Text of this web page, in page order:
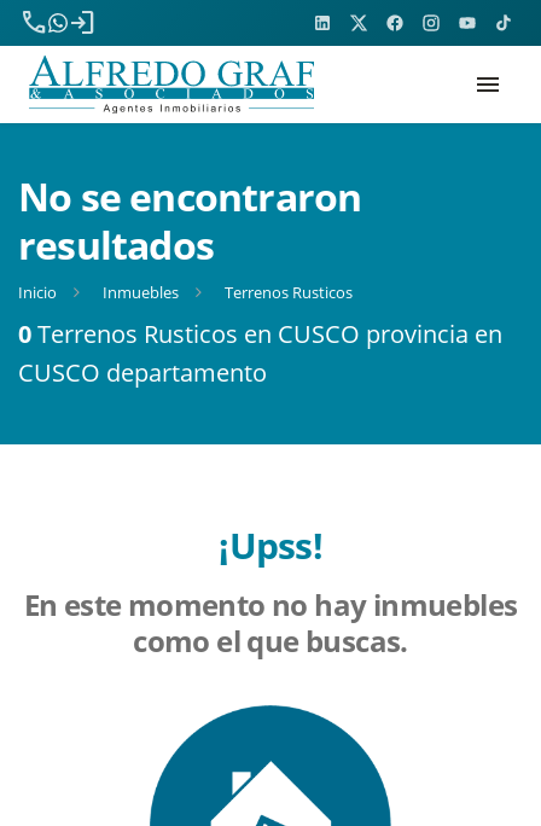
phone
login
menu
No se encontraron
resultados
Inicio Inmuebles Terrenos Rusticos
0Terrenos Rusticos en CUSCO provincia en
CUSCO departamento
¡Upss!
En este momento no hay inmuebles
como el que buscas.